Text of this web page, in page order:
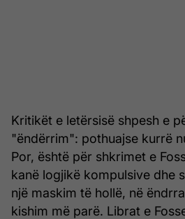
Kritikët e letërsisë shpesh e
"ëndërrim": pothuajse kurrë
Por, është për shkrimet e
kanë logjikë kompulsive dhe
një maskim të hollë, në
kishim më parë. Librat e